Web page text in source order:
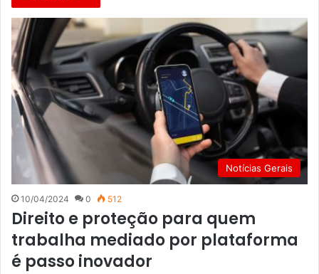
Notícias Gerais
10/04/2024 0 512
Direito e proteção para quem
trabalha mediado por plataforma
é passo inovador